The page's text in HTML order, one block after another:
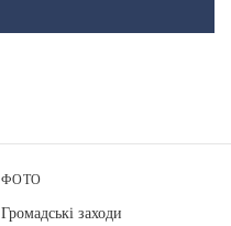
ФОТО
Громадські заходи